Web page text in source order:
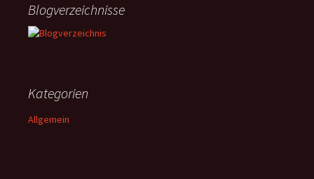
Blogverzeichnisse
Kategorien
Allgemein